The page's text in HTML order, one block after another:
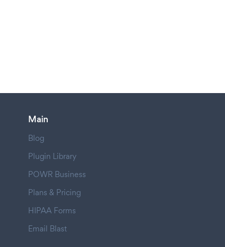
Main
Blog
Plugin Library
POWR Business
Plans & Pricing
HIPAA Forms
Email Blast